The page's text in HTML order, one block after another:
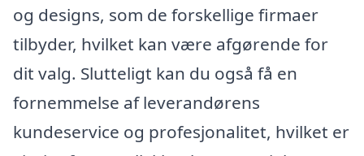
og designs, som de forskellige firmaer
tilbyder, hvilket kan være afgørende for
dit valg. Slutteligt kan du også få en
fornemmelse af leverandørens
kundeservice og profesjonalitet, hvilket er